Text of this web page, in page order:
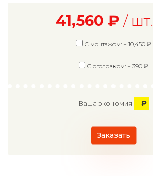
41,560 ₽ / шт.
С монтажом: + 10,450₽
С оголовком: + 390 ₽
Ваша экономия ₽
Заказать